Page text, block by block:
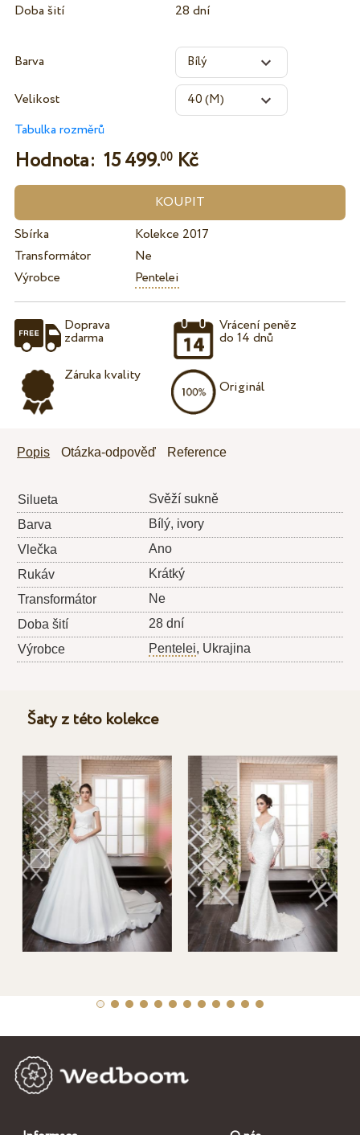
Doba šití
28 dní
Barva
Velikost
Tabulka rozměrů
Hodnota: 15 499.00Kč
Sbírka
Kolekce 2017
Transformátor
Ne
Výrobce
Pentelei
Doprava
zdarma
Záruka kvality
Vrácení peněz
do 14 dnů
Originál
Popis Otázka-odpověď Reference
Silueta
Svěží sukně
Barva
Bílý, ivory
Vlečka
Ano
Rukáv
Krátký
Transformátor
Ne
Doba šití
28 dní
Výrobce
Pentelei, Ukrajina
Šaty z této kolekce